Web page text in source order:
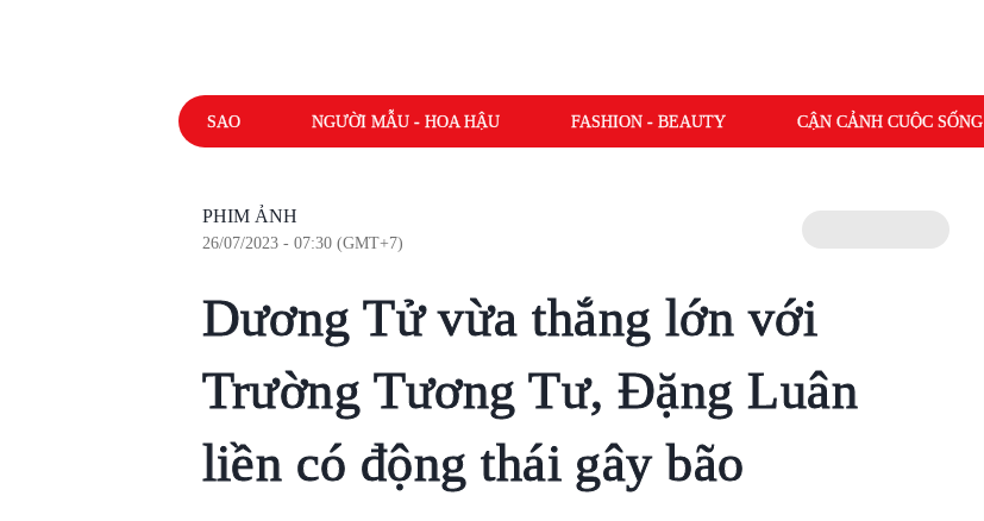
SAO NGƯỜI MẪU - HOA HẬU FASHION - BEAUTY CẬN CẢNH CUỘC SỐNG
PHIM ẢNH
26/07/2023 - 07:30 (GMT+7)
Dương Tử vừa thắng lớn với
Trường Tương Tư, Đặng Luân
liền có động thái gây bão